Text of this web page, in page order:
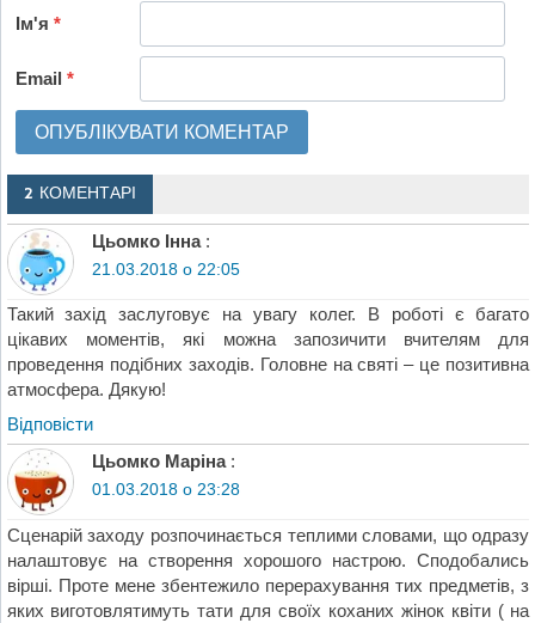
Ім'я*
Email*
2 КОМЕНТАРІ
Цьомко Інна :
21.03.2018 о 22:05
Такий захід заслуговує на увагу колег. В роботі є багато
цікавих моментів, які можна запозичити вчителям для
проведення подібних заходів. Головне на святі – це позитивна
атмосфера. Дякую!
Відповіcти
Цьомко Маріна :
01.03.2018 о 23:28
Сценарій заходу розпочинається теплими словами, що одразу
налаштовує на створення хорошого настрою. Сподобались
вірші. Проте мене збентежило перерахування тих предметів, з
яких виготовлятимуть тати для своїх коханих жінок квіти ( на